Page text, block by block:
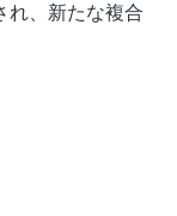
れ、新たな複合